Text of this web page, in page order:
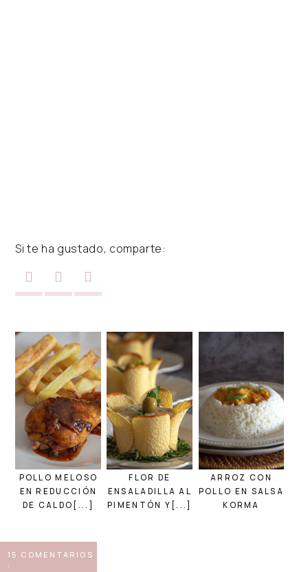
Si te ha gustado, comparte:
POLLO MELOSO
EN REDUCCIÓN
DE CALDO[...]
FLOR DE
ENSALADILLA AL
PIMENTÓN Y[...]
ARROZ CON
POLLO EN SALSA
KORMA
15 COMENTARIOS
: